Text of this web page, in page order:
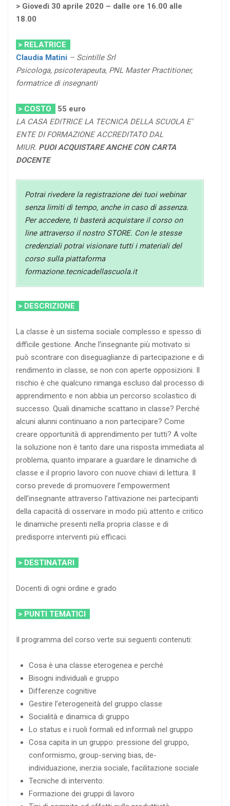
> Giovedì 30 aprile 2020 – dalle ore 16.00 alle
18.00
> RELATRICE
Claudia Matini – Scintille Srl
Psicologa, psicoterapeuta, PNL Master Practitioner,
formatrice di insegnanti
> COSTO 55 euro
LA CASA EDITRICE LA TECNICA DELLA SCUOLA E’
ENTE DI FORMAZIONE ACCREDITATO DAL
MIUR. PUOI ACQUISTARE ANCHE CON CARTA
DOCENTE
Potrai rivedere la registrazione dei tuoi webinar
senza limiti di tempo, anche in caso di assenza.
Per accedere, ti basterà acquistare il corso on
line attraverso il nostro STORE. Con le stesse
credenziali potrai visionare tutti i materiali del
corso sulla piattaforma
formazione.tecnicadellascuola.it
> DESCRIZIONE
La classe è un sistema sociale complesso e spesso di
difficile gestione. Anche l’insegnante più motivato si
può scontrare con diseguaglianze di partecipazione e di
rendimento in classe, se non con aperte opposizioni. Il
rischio è che qualcuno rimanga escluso dal processo di
apprendimento e non abbia un percorso scolastico di
successo. Quali dinamiche scattano in classe? Perché
alcuni alunni continuano a non partecipare? Come
creare opportunità di apprendimento per tutti? A volte
la soluzione non è tanto dare una risposta immediata al
problema, quanto imparare a guardare le dinamiche di
classe e il proprio lavoro con nuove chiavi di lettura. Il
corso prevede di promuovere l’empowerment
dell’insegnante attraverso l’attivazione nei partecipanti
della capacità di osservare in modo più attento e critico
le dinamiche presenti nella propria classe e di
predisporre interventi più efficaci.
> DESTINATARI
Docenti di ogni ordine e grado
> PUNTI TEMATICI
Il programma del corso verte sui seguenti contenuti:
Cosa è una classe eterogenea e perché
Bisogni individuali e gruppo
Differenze cognitive
Gestire l’eterogeneità del gruppo classe
Socialità e dinamica di gruppo
Lo status e i ruoli formali ed informali nel gruppo
Cosa capita in un gruppo: pressione del gruppo,
conformismo, group-serving bias, de-
individuazione, inerzia sociale, facilitazione sociale
Tecniche di intervento:
Formazione dei gruppi di lavoro